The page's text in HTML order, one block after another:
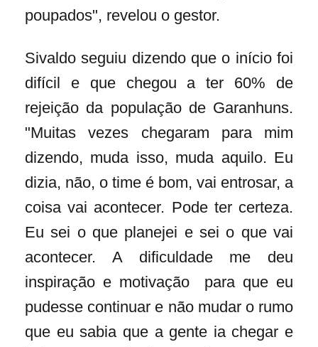
poupados", revelou o gestor.
Sivaldo seguiu dizendo que o início foi
difícil e que chegou a ter 60% de
rejeição da população de Garanhuns.
"Muitas vezes chegaram para mim
dizendo, muda isso, muda aquilo. Eu
dizia, não, o time é bom, vai entrosar, a
coisa vai acontecer. Pode ter certeza.
Eu sei o que planejei e sei o que vai
acontecer. A dificuldade me deu
inspiração e motivação para que eu
pudesse continuar e não mudar o rumo
que eu sabia que a gente ia chegar e